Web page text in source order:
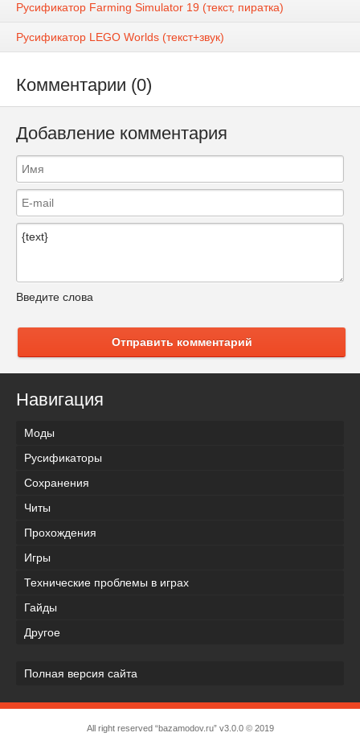
Русификатор Farming Simulator 19 (текст, пиратка)
Русификатор LEGO Worlds (текст+звук)
Комментарии (0)
Добавление комментария
Введите слова
Отправить комментарий
Навигация
Моды
Русификаторы
Сохранения
Читы
Прохождения
Игры
Технические проблемы в играх
Гайды
Другое
Полная версия сайта
All right reserved “bazamodov.ru” v3.0.0 © 2019